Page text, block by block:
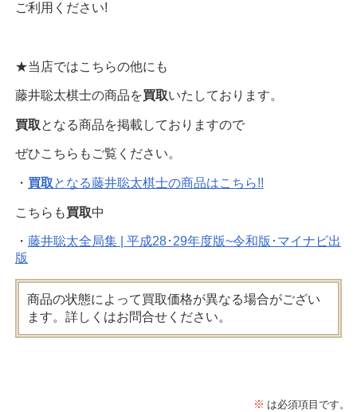
ご利用ください!
★当店ではこちらの他にも
藤井聡太棋士の商品を買取いたしております。
買取となる商品を掲載しておりますので
ぜひこちらもご覧ください。
・ 買取となる藤井聡太棋士の商品はこちら!!
こちらも買取中
・ 藤井聡太全局集 | 平成28･29年度版~令和版･マイナビ出
版
商品の状態によって買取価格が異なる場合がござい
ます。詳しくはお問合せください。